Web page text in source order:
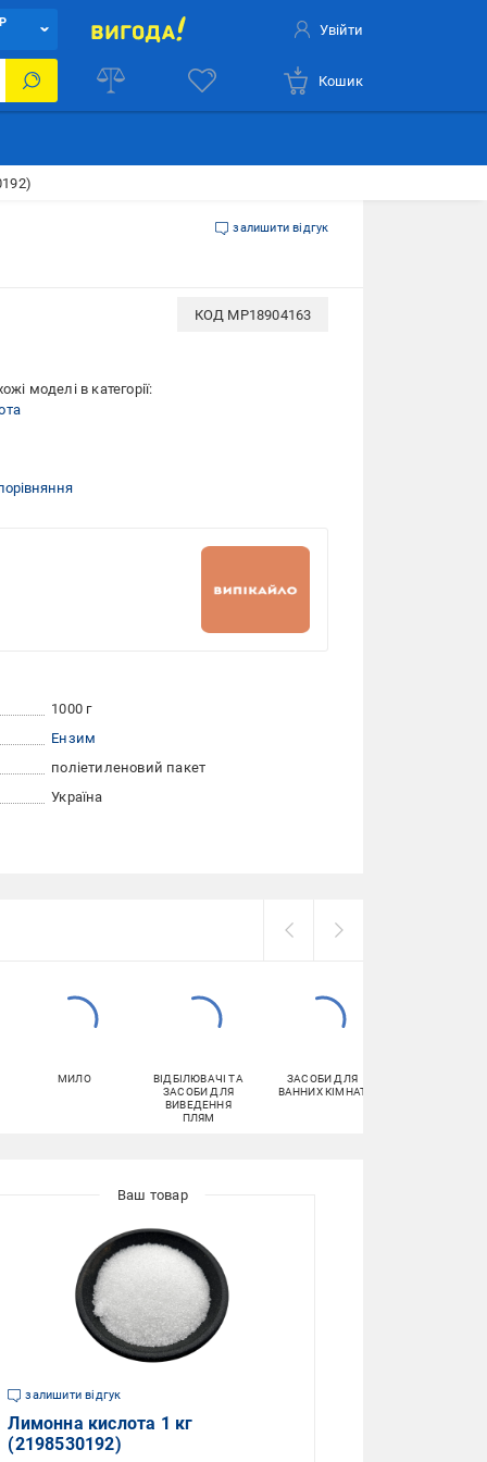
Увійти
Кошик
залишити відгук
КОД MP18904163
моделі в категорії:
1000 г
Ензим
поліетиленовий пакет
Україна
МИЛО
ВІДБІЛЮВАЧІ ТА
ЗАСОБИ ДЛЯ
ВИВЕДЕННЯ
ПЛЯМ
ЗАСОБИ ДЛЯ
ВАННИХ КІМНАТ
залишити відгук
Лимонна кислота 1 кг
(2198530192)